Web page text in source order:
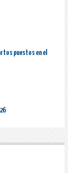
puestos en el